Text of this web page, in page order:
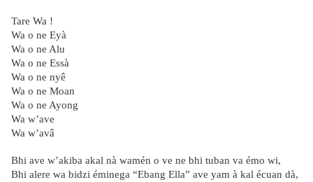
Tare Wa !
Wa o ne Eyà
Wa o ne Alu
Wa o ne Essà
Wa o ne nyê
Wa o ne Moan
Wa o ne Ayong
Wa w’ave
Wa w’avâ
Bhi ave w’akiba akal nà wamén o ve ne bhi tuban va émo wi,
Bhi alere wa bidzi éminega “Ebang Ella” ave yam à kal écuan dà,